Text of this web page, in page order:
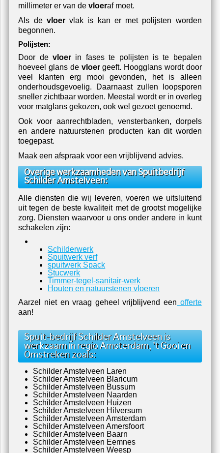
millimeter er van devloeraf moet.
Als de vloervlak is kan er met polijsten worden
begonnen.
Polijsten:
Door devloer in fases te polijsten is te bepalen
hoeveel glans de vloergeeft. Hoogglans wordt door
veel klanten erg mooi gevonden, het is alleen
onderhoudsgevoelig. Daarnaast zullen loopsporen
sneller zichtbaar worden. Meestal wordt er in overleg
voor matglans gekozen, ook wel gezoet genoemd.
Ook voor aanrechtbladen, vensterbanken, dorpels
en andere natuurstenen producten kan dit worden
toegepast.
Maak een afspraak voor een vrijblijvend advies.
Overige werkzaamheden van Spuitbedrijf
Schilder Amstelveen:
Alle diensten die wij leveren, voeren we uitsluitend
uit tegen de beste kwaliteit met de grootst mogelijke
zorg. Diensten waarvoor u ons onder andere in kunt
schakelen zijn:
Schilderwerk
Spuitwerk verf
spuitwerk Spack
Stucwerk
Timmer-tegel-sanitair-werk
Houten en natuurstenen vloeren
Aarzel niet en vraag geheel vrijblijvend een offerte
aan!
Spuit-bedrijf Schilder Amstelveen is
werkzaam in regio Amsterdam, 't Gooi en
Omstreken zoals:
Schilder Amstelveen Laren
Schilder Amstelveen Blaricum
Schilder Amstelveen Bussum
Schilder Amstelveen Naarden
Schilder Amstelveen Huizen
Schilder Amstelveen Hilversum
Schilder Amstelveen Amsterdam
Schilder Amstelveen Amersfoort
Schilder Amstelveen Baarn
Schilder Amstelveen Eemnes
Schilder Amstelveen Weesp